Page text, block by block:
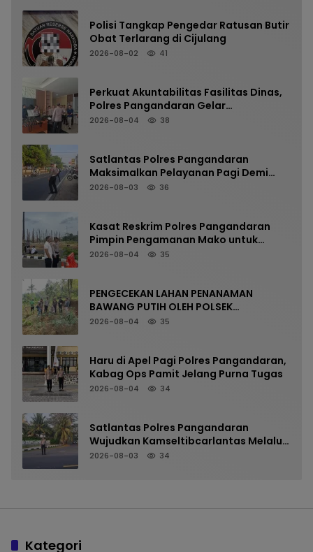
Polisi Tangkap Pengedar Ratusan Butir
Obat Terlarang di Cijulang
2026-08-02 41
Perkuat Akuntabilitas Fasilitas Dinas,
Polres Pangandaran Gelar
Pemeriksaan Senpi Berkala
2026-08-04 38
Satlantas Polres Pangandaran
Maksimalkan Pelayanan Pagi Demi
Kelancaran Arus Kendaraan
2026-08-03 36
Kasat Reskrim Polres Pangandaran
Pimpin Pengamanan Mako untuk
Perkuat Kesiapsiagaan Personel
2026-08-04 35
PENGECEKAN LAHAN PENANAMAN
BAWANG PUTIH OLEH POLSEK
LANGKAPLANCAR DUKUNG PROGRAM
2026-08-04 35
Haru di Apel Pagi Polres Pangandaran,
Kabag Ops Pamit Jelang Purna Tugas
2026-08-04 34
Satlantas Polres Pangandaran
Wujudkan Kamseltibcarlantas Melalui
Pelayanan Arus Pagi
2026-08-03 34
Kategori